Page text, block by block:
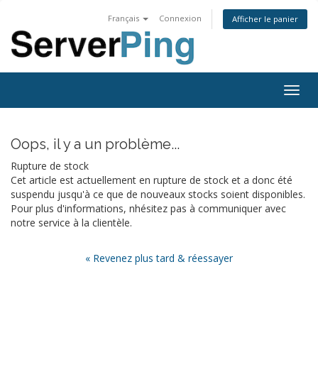
Français Connexion Afficher le panier
Oops, il y a un problème...
Rupture de stock
Cet article est actuellement en rupture de stock et a donc été
suspendu jusqu'à ce que de nouveaux stocks soient disponibles.
Pour plus d'informations, nhésitez pas à communiquer avec
notre service à la clientèle.
« Revenez plus tard & réessayer